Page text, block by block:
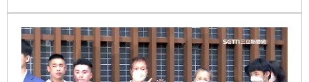
推著走，而且差點被風吹走、一壓就會扁。